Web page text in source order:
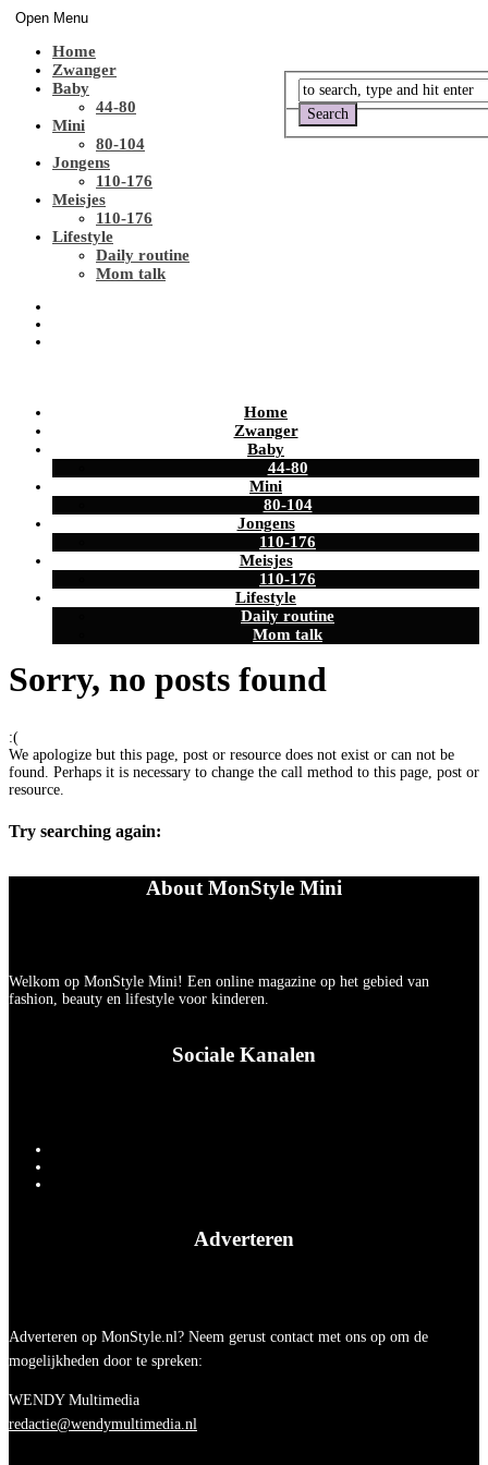
Open Menu
Home
Zwanger
Baby
44-80
Mini
80-104
Jongens
110-176
Meisjes
110-176
Lifestyle
Daily routine
Mom talk
Home
Zwanger
Baby
44-80
Mini
80-104
Jongens
110-176
Meisjes
110-176
Lifestyle
Daily routine
Mom talk
Sorry, no posts found
:(
We apologize but this page, post or resource does not exist or can not be
found. Perhaps it is necessary to change the call method to this page, post or
resource.
Try searching again:
About MonStyle Mini
Welkom op MonStyle Mini! Een online magazine op het gebied van
fashion, beauty en lifestyle voor kinderen.
Sociale Kanalen
Adverteren
Adverteren op MonStyle.nl? Neem gerust contact met ons op om de
mogelijkheden door te spreken:
WENDY Multimedia
redactie@wendymultimedia.nl